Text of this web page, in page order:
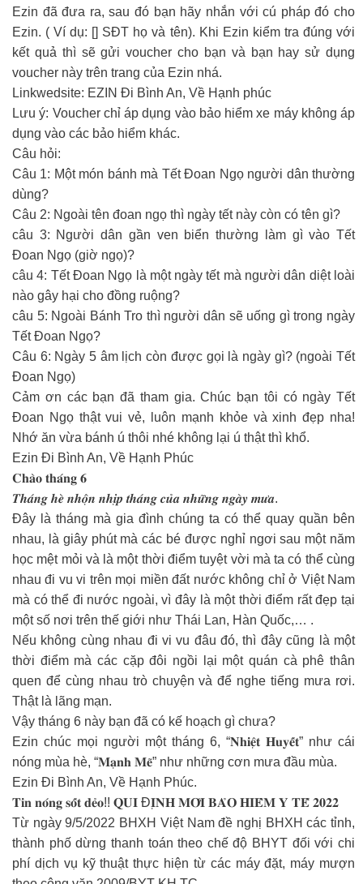
Ezin đã đưa ra, sau đó bạn hãy nhắn với cú pháp đó cho
Ezin. ( Ví dụ: [] SĐT họ và tên). Khi Ezin kiểm tra đúng với
kết quả thì sẽ gửi voucher cho bạn và bạn hay sử dụng
voucher này trên trang của Ezin nhá.
Linkwedsite: EZIN Đi Bình An, Về Hạnh phúc
Lưu ý: Voucher chỉ áp dụng vào bảo hiểm xe máy không áp
dụng vào các bảo hiểm khác.
Câu hỏi:
Câu 1: Một món bánh mà Tết Đoan Ngọ người dân thường
dùng?
Câu 2: Ngoài tên đoan ngọ thì ngày tết này còn có tên gì?
câu 3: Người dân gần ven biển thường làm gì vào Tết
Đoan Ngọ (giờ ngọ)?
câu 4: Tết Đoan Ngọ là một ngày tết mà người dân diệt loài
nào gây hại cho đồng ruộng?
câu 5: Ngoài Bánh Tro thì người dân sẽ uống gì trong ngày
Tết Đoan Ngọ?
Câu 6: Ngày 5 âm lịch còn được gọi là ngày gì? (ngoài Tết
Đoan Ngọ)
Cảm ơn các bạn đã tham gia. Chúc bạn tôi có ngày Tết
Đoan Ngọ thật vui vẻ, luôn mạnh khỏe và xinh đẹp nha!
Nhớ ăn vừa bánh ú thôi nhé không lại ú thật thì khổ.
Ezin Đi Bình An, Về Hạnh Phúc
𝐂𝐡𝐚̀𝐨 𝐭𝐡𝐚́𝐧𝐠 𝟔
𝑻𝒉𝒂́𝒏𝒈 𝒉𝒆̀ 𝒏𝒉𝒐̣̂𝒏 𝒏𝒉𝒊̣𝒑 𝒕𝒉𝒂́𝒏𝒈 𝒄𝒖̉𝒂 𝒏𝒉𝒖̛̃𝒏𝒈 𝒏𝒈𝒂̀𝒚 𝒎𝒖̛𝒂.
Đây là tháng mà gia đình chúng ta có thể quay quần bên
nhau, là giây phút mà các bé được nghỉ ngơi sau một năm
học mệt mỏi và là một thời điểm tuyệt vời mà ta có thể cùng
nhau đi vu vi trên mọi miền đất nước không chỉ ở Việt Nam
mà có thể đi nước ngoài, vì đây là một thời điểm rất đẹp tại
một số nơi trên thế giới như Thái Lan, Hàn Quốc,… .
Nếu không cùng nhau đi vi vu đâu đó, thì đây cũng là một
thời điểm mà các cặp đôi ngồi lại một quán cà phê thân
quen để cùng nhau trò chuyện và để nghe tiếng mưa rơi.
Thật là lãng mạn.
Vậy tháng 6 này bạn đã có kế hoạch gì chưa?
Ezin chúc mọi người một tháng 6, “𝐍𝐡𝐢𝐞̣̂𝐭 𝐇𝐮𝐲𝐞̂́𝐭” như cái
nóng mùa hè, “𝐌𝐚̣𝐧𝐡 𝐌𝐞̃” như những cơn mưa đầu mùa.
Ezin Đi Bình An, Về Hạnh Phúc.
𝐓𝐢𝐧 𝐧𝐨́𝐧𝐠 𝐬𝐨̂́𝐭 𝐝𝐞̉𝐨!! 𝐐𝐔𝐈 Đ𝐈̣𝐍𝐇 𝐌𝐎̛́𝐈 𝐁𝐀̉𝐎 𝐇𝐈𝐄̂̉𝐌 𝐘 𝐓𝐄̂́ 𝟐𝟎𝟐𝟐
Từ ngày 9/5/2022 BHXH Việt Nam đề nghị BHXH các tỉnh,
thành phố dừng thanh toán theo chế độ BHYT đối với chi
phí dịch vụ kỹ thuật thực hiện từ các máy đặt, máy mượn